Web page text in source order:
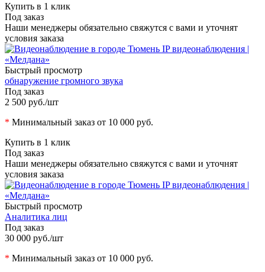
Купить в 1 клик
Под заказ
Наши менеджеры обязательно свяжутся с вами и уточнят
условия заказа
Быстрый просмотр
обнаружение громного звука
Под заказ
2 500 руб./шт
* Минимальный заказ от 10 000 руб.
Купить в 1 клик
Под заказ
Наши менеджеры обязательно свяжутся с вами и уточнят
условия заказа
Быстрый просмотр
Аналитика лиц
Под заказ
30 000 руб./шт
* Минимальный заказ от 10 000 руб.